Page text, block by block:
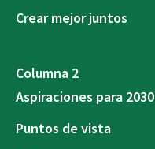
Crear mejor juntos
Columna 2
Aspiraciones para 2030
Puntos de vista